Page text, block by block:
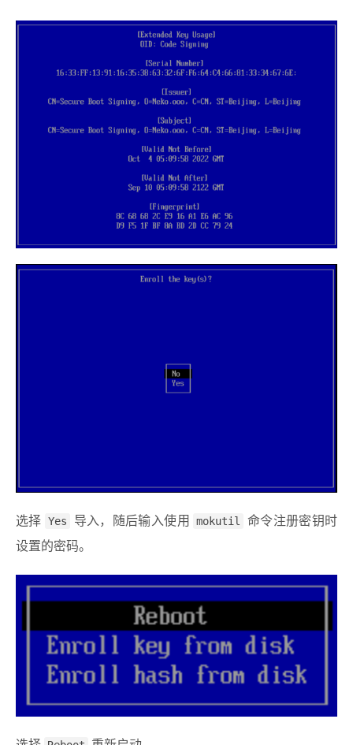
选择 Yes 导入，随后输入使用 mokutil
命令注册密钥时
设置的密码。